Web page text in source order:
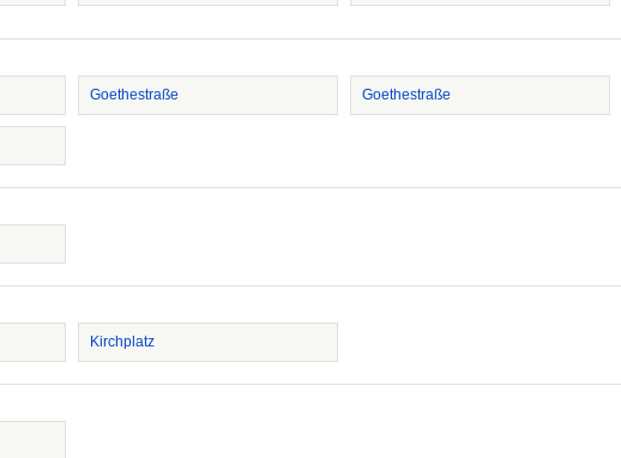
Goethestraße Goethestraße
Kirchplatz